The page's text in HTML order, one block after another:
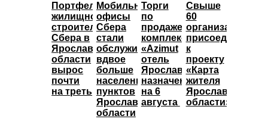
Портфель
жилищного
строительства
Сбера в
Ярославской
области
вырос
почти
на треть
Мобильные
офисы
Сбера
стали
обслуживать
вдвое
больше
населенных
пунктов
Ярославской
области
Торги
по
продаже
комплекса
«Azimut
отель
Ярославль»
назначены
на 6
августа
Свыше
60
организаций
присоединились
к
проекту
«Карта
жителя
Ярославской
области»